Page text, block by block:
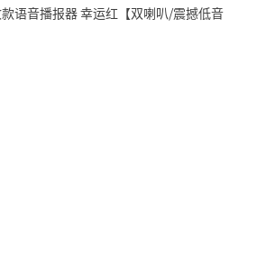
语音播报器 幸运红【双喇叭/震撼低音